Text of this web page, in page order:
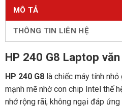
MÔ TẢ
THÔNG TIN LIÊN HỆ
HP 240 G8 Laptop
HP 240 G8là chiếc máy tính nhỏ
mạnh mẽ nhờ con chip Intel thế
nhớ rộng rãi, không ngại đáp